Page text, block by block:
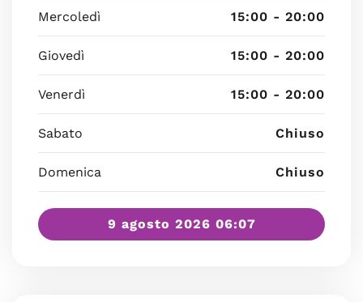
Mercoledì 15:00 - 20:00
Giovedì 15:00 - 20:00
Venerdì 15:00 - 20:00
Sabato Chiuso
Domenica Chiuso
9 agosto 2026 06:07